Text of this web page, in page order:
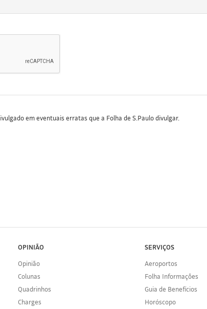
em eventuais erratas que a Folha de S.Paulo divulgar.
OPINIÃO
Opinião
Colunas
Quadrinhos
Charges
SERVIÇOS
Aeroportos
Folha Informações
Guia de Benefícios
Horóscopo